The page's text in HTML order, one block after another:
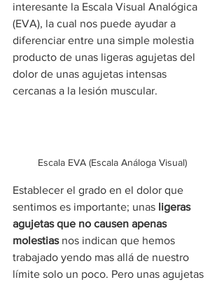
interesante la Escala Visual Analógica
(EVA), la cual nos puede ayudar a
diferenciar entre una simple molestia
producto de unas ligeras agujetas del
dolor de unas agujetas intensas
cercanas a la lesión muscular.
Escala EVA (Escala Análoga Visual)
Establecer el grado en el dolor que
sentimos es importante; unas ligeras
agujetas que no causen apenas
molestias nos indican que hemos
trabajado yendo mas allá de nuestro
límite solo un poco. Pero unas agujetas